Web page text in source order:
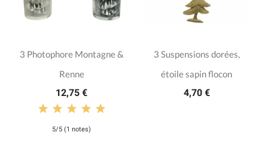
3 Photophore Montagne &
Renne
12,75 €
5/5 (1 notes)
3 Suspensions dorées,
étoile sapin flocon
4,70 €